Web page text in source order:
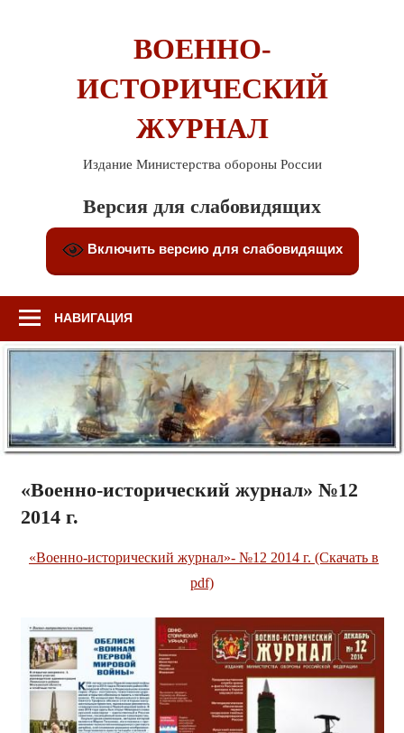
ВОЕННО-
ИСТОРИЧЕСКИЙ
ЖУРНАЛ
Издание Министерства обороны России
Версия для слабовидящих
Включить версию для слабовидящих
НАВИГАЦИЯ
«Военно-исторический журнал» №12
2014 г.
«Военно-исторический журнал»- №12 2014 г. (Скачать в
pdf)